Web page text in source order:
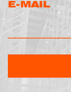
E-MAIL